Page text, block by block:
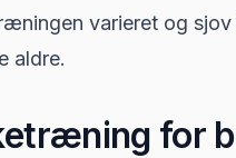
varieret og sjov
aldre.
for